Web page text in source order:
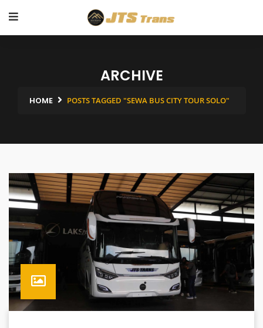
ARCHIVE
HOME POSTS TAGGED "SEWA BUS CITY TOUR SOLO"